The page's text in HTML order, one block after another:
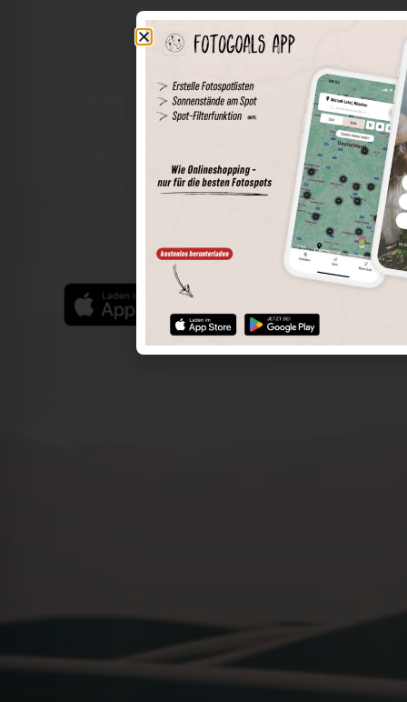
Die Welt der Orte in deiner Tasche
Spots speichern
Sonnenstände am Spot
Spotdetails
Filterfunktion
Finde die besten Fotospots noch einfacher mit unserer
App für iOS und Android und genieße einen größeren
Funktionsumfang